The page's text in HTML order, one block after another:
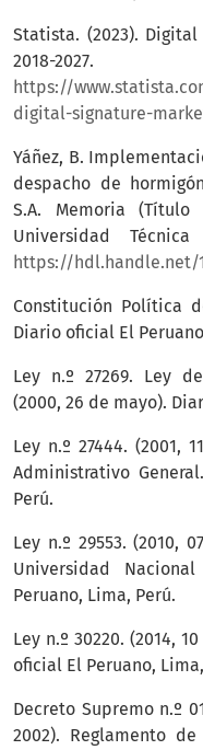
Statista. (2023).
2018-2027.
https://
digital-signature-
Yáñez, B.
despacho de
S.A. Memoria (Título
Universidad
https://hdl.handle.net/
Constitución Política
Diario oficial El
Ley n.º 27269. Ley
(2000, 26 de mayo).
Ley n.º 27444. (2001,
Administrativo
Perú.
Ley n.º 29553. (2010,
Universidad
Peruano, Lima, Perú.
Ley n.º 30220. (2014,
oficial El Peruano,
Decreto Supremo n.º
2002). Reglamento